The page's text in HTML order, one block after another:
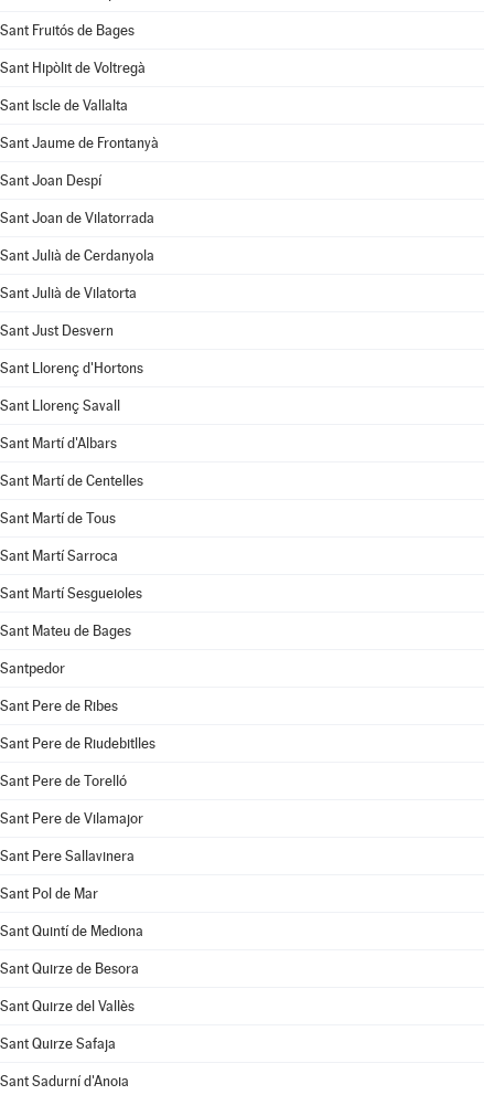
Sant Fruitós de Bages
Sant Hipòlit de Voltregà
Sant Iscle de Vallalta
Sant Jaume de Frontanyà
Sant Joan Despí
Sant Joan de Vilatorrada
Sant Julià de Cerdanyola
Sant Julià de Vilatorta
Sant Just Desvern
Sant Llorenç d'Hortons
Sant Llorenç Savall
Sant Martí d'Albars
Sant Martí de Centelles
Sant Martí de Tous
Sant Martí Sarroca
Sant Martí Sesgueioles
Sant Mateu de Bages
Santpedor
Sant Pere de Ribes
Sant Pere de Riudebitlles
Sant Pere de Torelló
Sant Pere de Vilamajor
Sant Pere Sallavinera
Sant Pol de Mar
Sant Quintí de Mediona
Sant Quirze de Besora
Sant Quirze del Vallès
Sant Quirze Safaja
Sant Sadurní d'Anoia